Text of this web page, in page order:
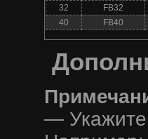
32
FB32
40
FB40
— Укажите